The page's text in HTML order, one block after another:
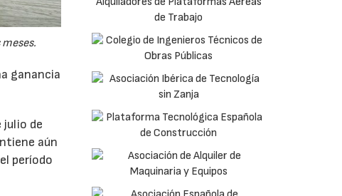
ganancia
julio de
aún
período